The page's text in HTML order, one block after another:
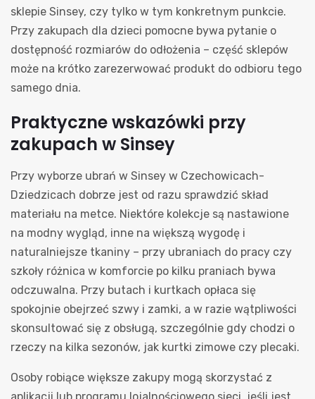
sklepie Sinsey, czy tylko w tym konkretnym punkcie.
Przy zakupach dla dzieci pomocne bywa pytanie o
dostępność rozmiarów do odłożenia – część sklepów
może na krótko zarezerwować produkt do odbioru tego
samego dnia.
Praktyczne wskazówki przy
zakupach w Sinsey
Przy wyborze ubrań w Sinsey w Czechowicach-
Dziedzicach dobrze jest od razu sprawdzić skład
materiału na metce. Niektóre kolekcje są nastawione
na modny wygląd, inne na większą wygodę i
naturalniejsze tkaniny – przy ubraniach do pracy czy
szkoły różnica w komforcie po kilku praniach bywa
odczuwalna. Przy butach i kurtkach opłaca się
spokojnie obejrzeć szwy i zamki, a w razie wątpliwości
skonsultować się z obsługą, szczególnie gdy chodzi o
rzeczy na kilka sezonów, jak kurtki zimowe czy plecaki.
Osoby robiące większe zakupy mogą skorzystać z